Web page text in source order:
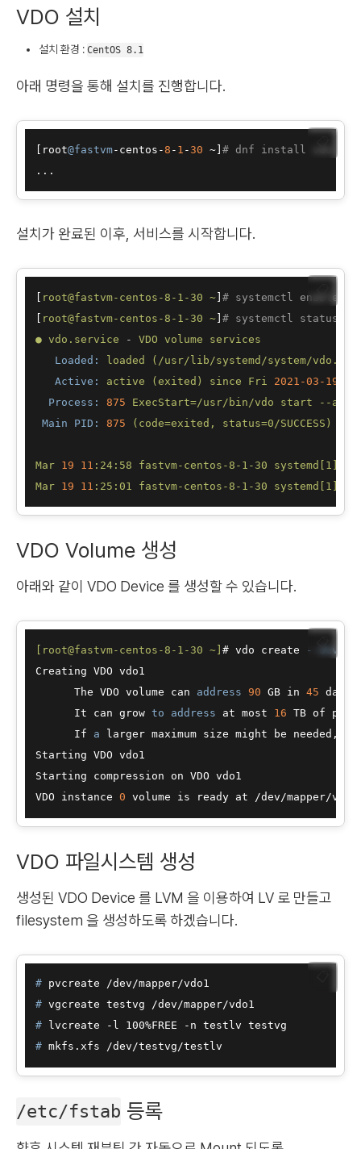
VDO 설치
설치 환경 : CentOS 8.1
아래 명령을 통해 설치를 진행합니다.
[ root@fastvm-centos-8 - 1 -30 ~] # dnf install vdo
...
설치가 완료된 이후, 서비스를 시작합니다.
root@fastvm-centos-8-1-30 ~] # systemctl enable --
root@fastvm-centos-8-1-30 ~] # systemctl status
● vdo.service - VDO volume
services
Loaded:
loaded
(/usr/lib/systemd/system/
Active:
active (exited) since Fri
2021-03-19
Process:
875 ExecStart=/usr/bin/vdo start --all
Main PID:
875 (code=exited, status=0/SUCCESS)
Mar 19 11 :24:58 fastvm-centos-8-1-30 systemd[1]:
Mar
19 11 :25:01 fastvm-centos-8-1-30 systemd[1]:
VDO Volume 생성
아래와 같이 VDO Device 를 생성할 수 있습니다.
[root@fastvm-centos-8-1-30 ~] # vdo create --device
Creating VDO vdo1
      The VDO volume can
address 90 GB in 45 data
      It can grow
to address at most 16 TB of
      If
a larger maximum size might be needed,
Starting VDO vdo1
Starting compression on VDO vdo1
VDO instance 0
📋
VDO 파일시스템 생성
생성된 VDO Device 를 LVM 을 이용하여 LV 로 만들고
filesystem 을 생성하도록 하겠습니다.
# pvcreate /dev/mapper/vdo1
# vgcreate testvg /dev/mapper/vdo1
#
lvcreate -l 100%FREE -n testlv testvg
# mkfs.xfs /dev/testvg/testlv
/etc/fstab 등록